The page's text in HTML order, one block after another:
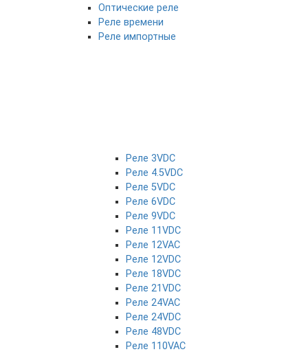
Оптические реле
Реле времени
Реле импортные
Реле 3VDC
Реле 4.5VDC
Реле 5VDC
Реле 6VDC
Реле 9VDC
Реле 11VDC
Реле 12VAC
Реле 12VDC
Реле 18VDC
Реле 21VDC
Реле 24VAC
Реле 24VDC
Реле 48VDC
Реле 110VAC